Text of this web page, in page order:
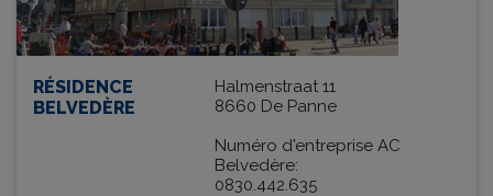
RÉSIDENCE
BELVEDÈRE
Halmenstraat 11
8660 De Panne
Numéro d'entreprise AC
Belvedère:
0830.442.635